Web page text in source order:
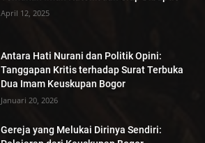
April 12, 2025
Antara Hati Nurani dan Politik Opini:
Tanggapan Kritis terhadap Surat Terbuka
Dua Imam Keuskupan Bogor
Januari 20, 2026
Gereja yang Melukai Dirinya Sendiri: